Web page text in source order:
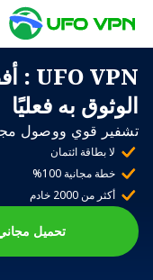
UFO VPN
الوثوق به فعليًا
تشفير قوي ووصول
لا بطاقة ائتمان
خطة مجانية 100%
أكثر من 2000 خادم
تحميل